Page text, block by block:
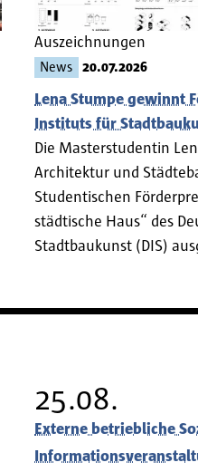
Auszeichnungen
News 20.07.2026
Lena Stumpe gewinnt
Instituts für
Die Masterstudentin
Architektur und
Studentischen
städtische Haus“ des
Stadtbaukunst (DIS)
25.08.
Externe betriebliche